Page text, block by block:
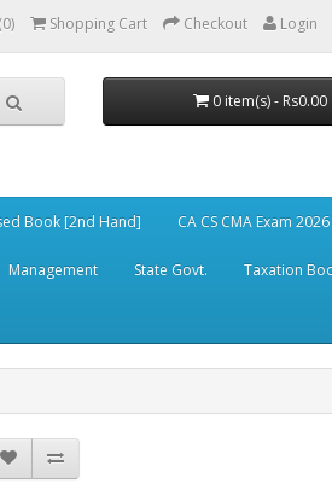
Shopping Cart Checkout Login
0 item(s) - Rs0.00
Book [2nd Hand] CA CS CMA Exam 2026
Management State Govt. Taxation